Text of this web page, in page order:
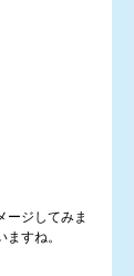
ージしてみま
すね。